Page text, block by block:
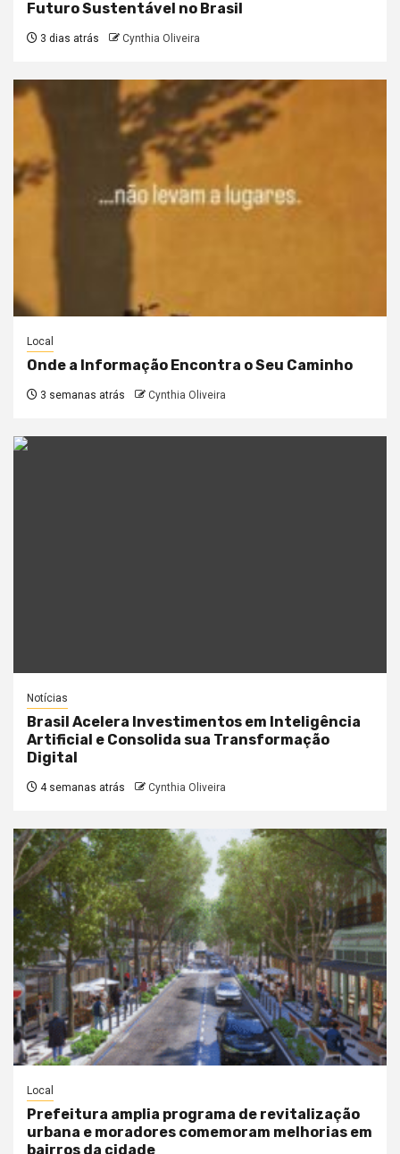
Futuro Sustentável no Brasil
3 dias atrás Cynthia Oliveira
Local
Onde a Informação Encontra o Seu Caminho
3 semanas atrás Cynthia Oliveira
Notícias
Brasil Acelera Investimentos em Inteligência
Artificial e Consolida sua Transformação
Digital
4 semanas atrás Cynthia Oliveira
Local
Prefeitura amplia programa de revitalização
urbana e moradores comemoram melhorias em
bairros da cidade